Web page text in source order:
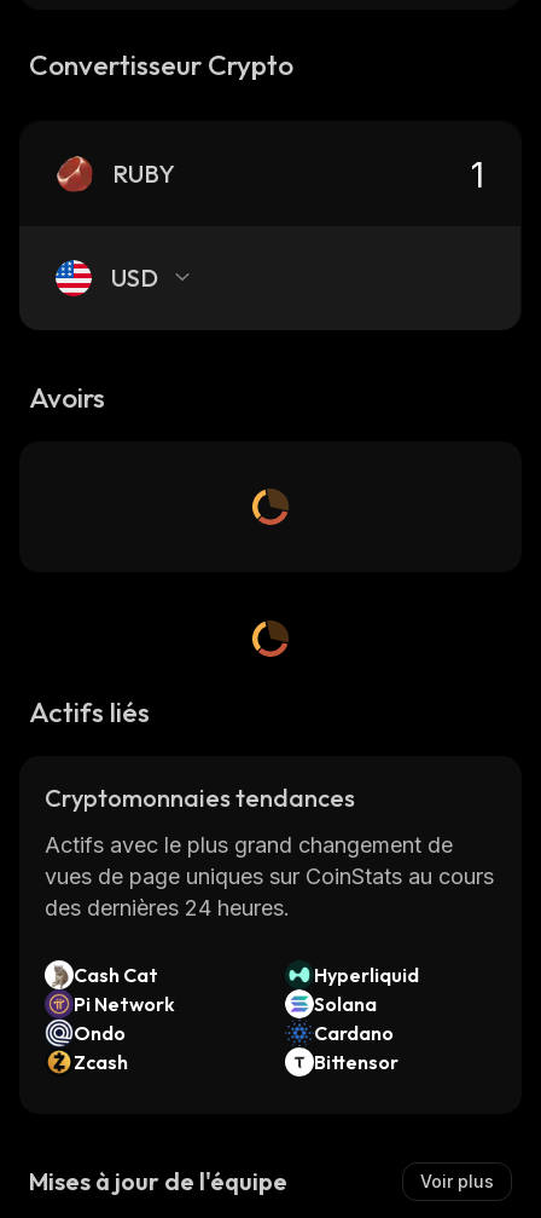
Convertisseur Crypto
RUBY
USD
Avoirs
Actifs liés
Cryptomonnaies tendances
Actifs avec le plus grand changement de
vues de page uniques sur CoinStats au cours
des dernières 24 heures.
Cash Cat
Hyperliquid
Pi Network
Solana
Ondo
Cardano
Zcash
Bittensor
Mises à jour de l'équipe Voir plus